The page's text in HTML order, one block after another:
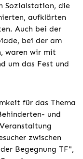
Sozialstation, die
aufklärten
Auch bei der
bei der am
waren wir mit
um das Fest und
für das Thema
und
zwischen
Begegnung TF",